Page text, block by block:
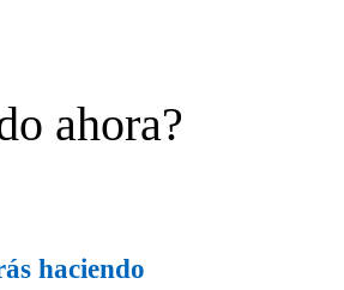
ahora?
haciendo